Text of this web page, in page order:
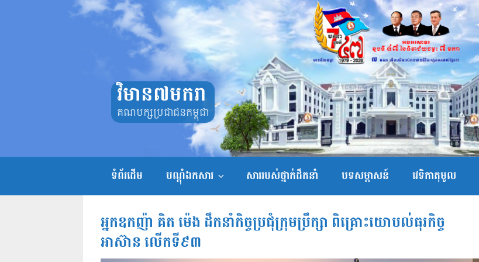
វិមាន៧មករា
គណបក្សប្រជាជនកម្ពុជា
ទំព័រដើម បណ្តុំឯកសារ សាររបស់ថ្នាក់ដឹកនាំ បទសម្ភាសន៍ វេទិកាតុមូល
អ្នកឧកញ៉ា គិត ម៉េង ដឹកនាំកិច្ចប្រជុំក្រុមប្រឹក្សា ពិគ្រោះយោបល់ធុរកិច្ច
អាស៊ាន លើកទី៩៣